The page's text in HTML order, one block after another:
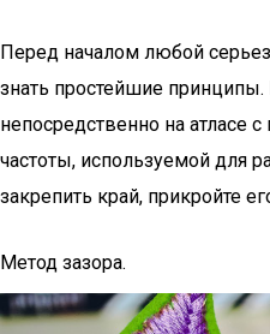
Перед началом любой
знать простейшие
непосредственно на
частоты, используемой для
закрепить край, прикройте
Метод зазора.